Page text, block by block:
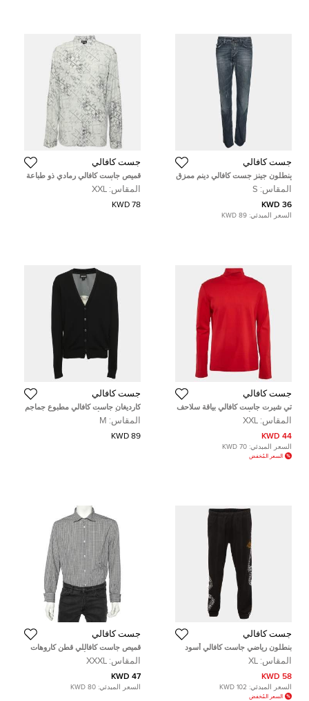
جست كافالي
بنطلون جينز جست كافالي دينم ممزق
أزرق مقاس صغير
المقاس: S
36 KWD
السعر المبدئي: 89 KWD
جست كافالي
قميص جاست كافالي رمادي ذو طباعة
فيسكوز بأكمام طويلة مقاس ضخم -
إكس إكس لارج
المقاس: XXL
78 KWD
جست كافالي
تي شيرت جاست كافالي بياقة سلاحف
بشريط شعار أحمر XXL
المقاس: XXL
44 KWD
السعر المبدئي: 70 KWD
السعر المُخفض
جست كافالي
كارديغان جاست كافالي مطبوع جماجم
متعدد الألوان أسود/رمادي صوف
بمقاس متوسط
المقاس: M
89 KWD
جست كافالي
بنطلون رياضي جاست كافالي أسود
بحياكة وسحاب مقاس كبير جدًا - إكس
لارج
المقاس: XL
58 KWD
السعر المبدئي: 102 KWD
السعر المُخفض
جست كافالي
قميص جاست كافاللي قطن كاروهات
إكس لارج
المقاس: XXXL
47 KWD
السعر المبدئي: 80 KWD